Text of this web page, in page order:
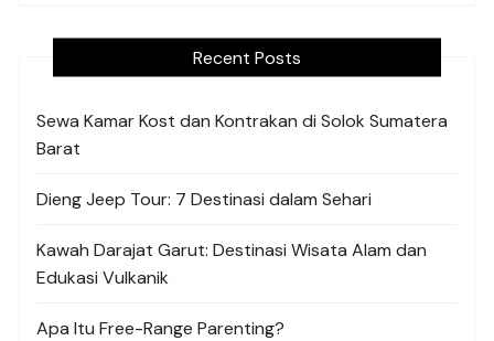
Recent Posts
Sewa Kamar Kost dan Kontrakan di Solok Sumatera
Barat
Dieng Jeep Tour: 7 Destinasi dalam Sehari
Kawah Darajat Garut: Destinasi Wisata Alam dan
Edukasi Vulkanik
Apa Itu Free-Range Parenting?